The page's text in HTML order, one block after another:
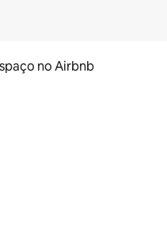
no Airbnb